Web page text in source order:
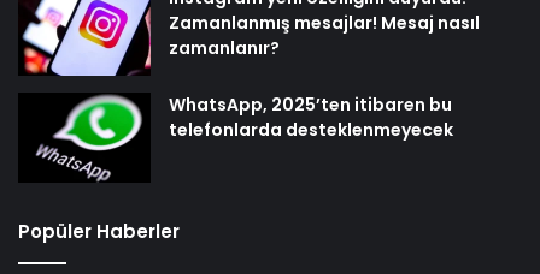
Zamanlanmış mesajlar! Mesaj nasıl
zamanlanır?
WhatsApp, 2025’ten itibaren bu
telefonlarda desteklenmeyecek
Popüler Haberler